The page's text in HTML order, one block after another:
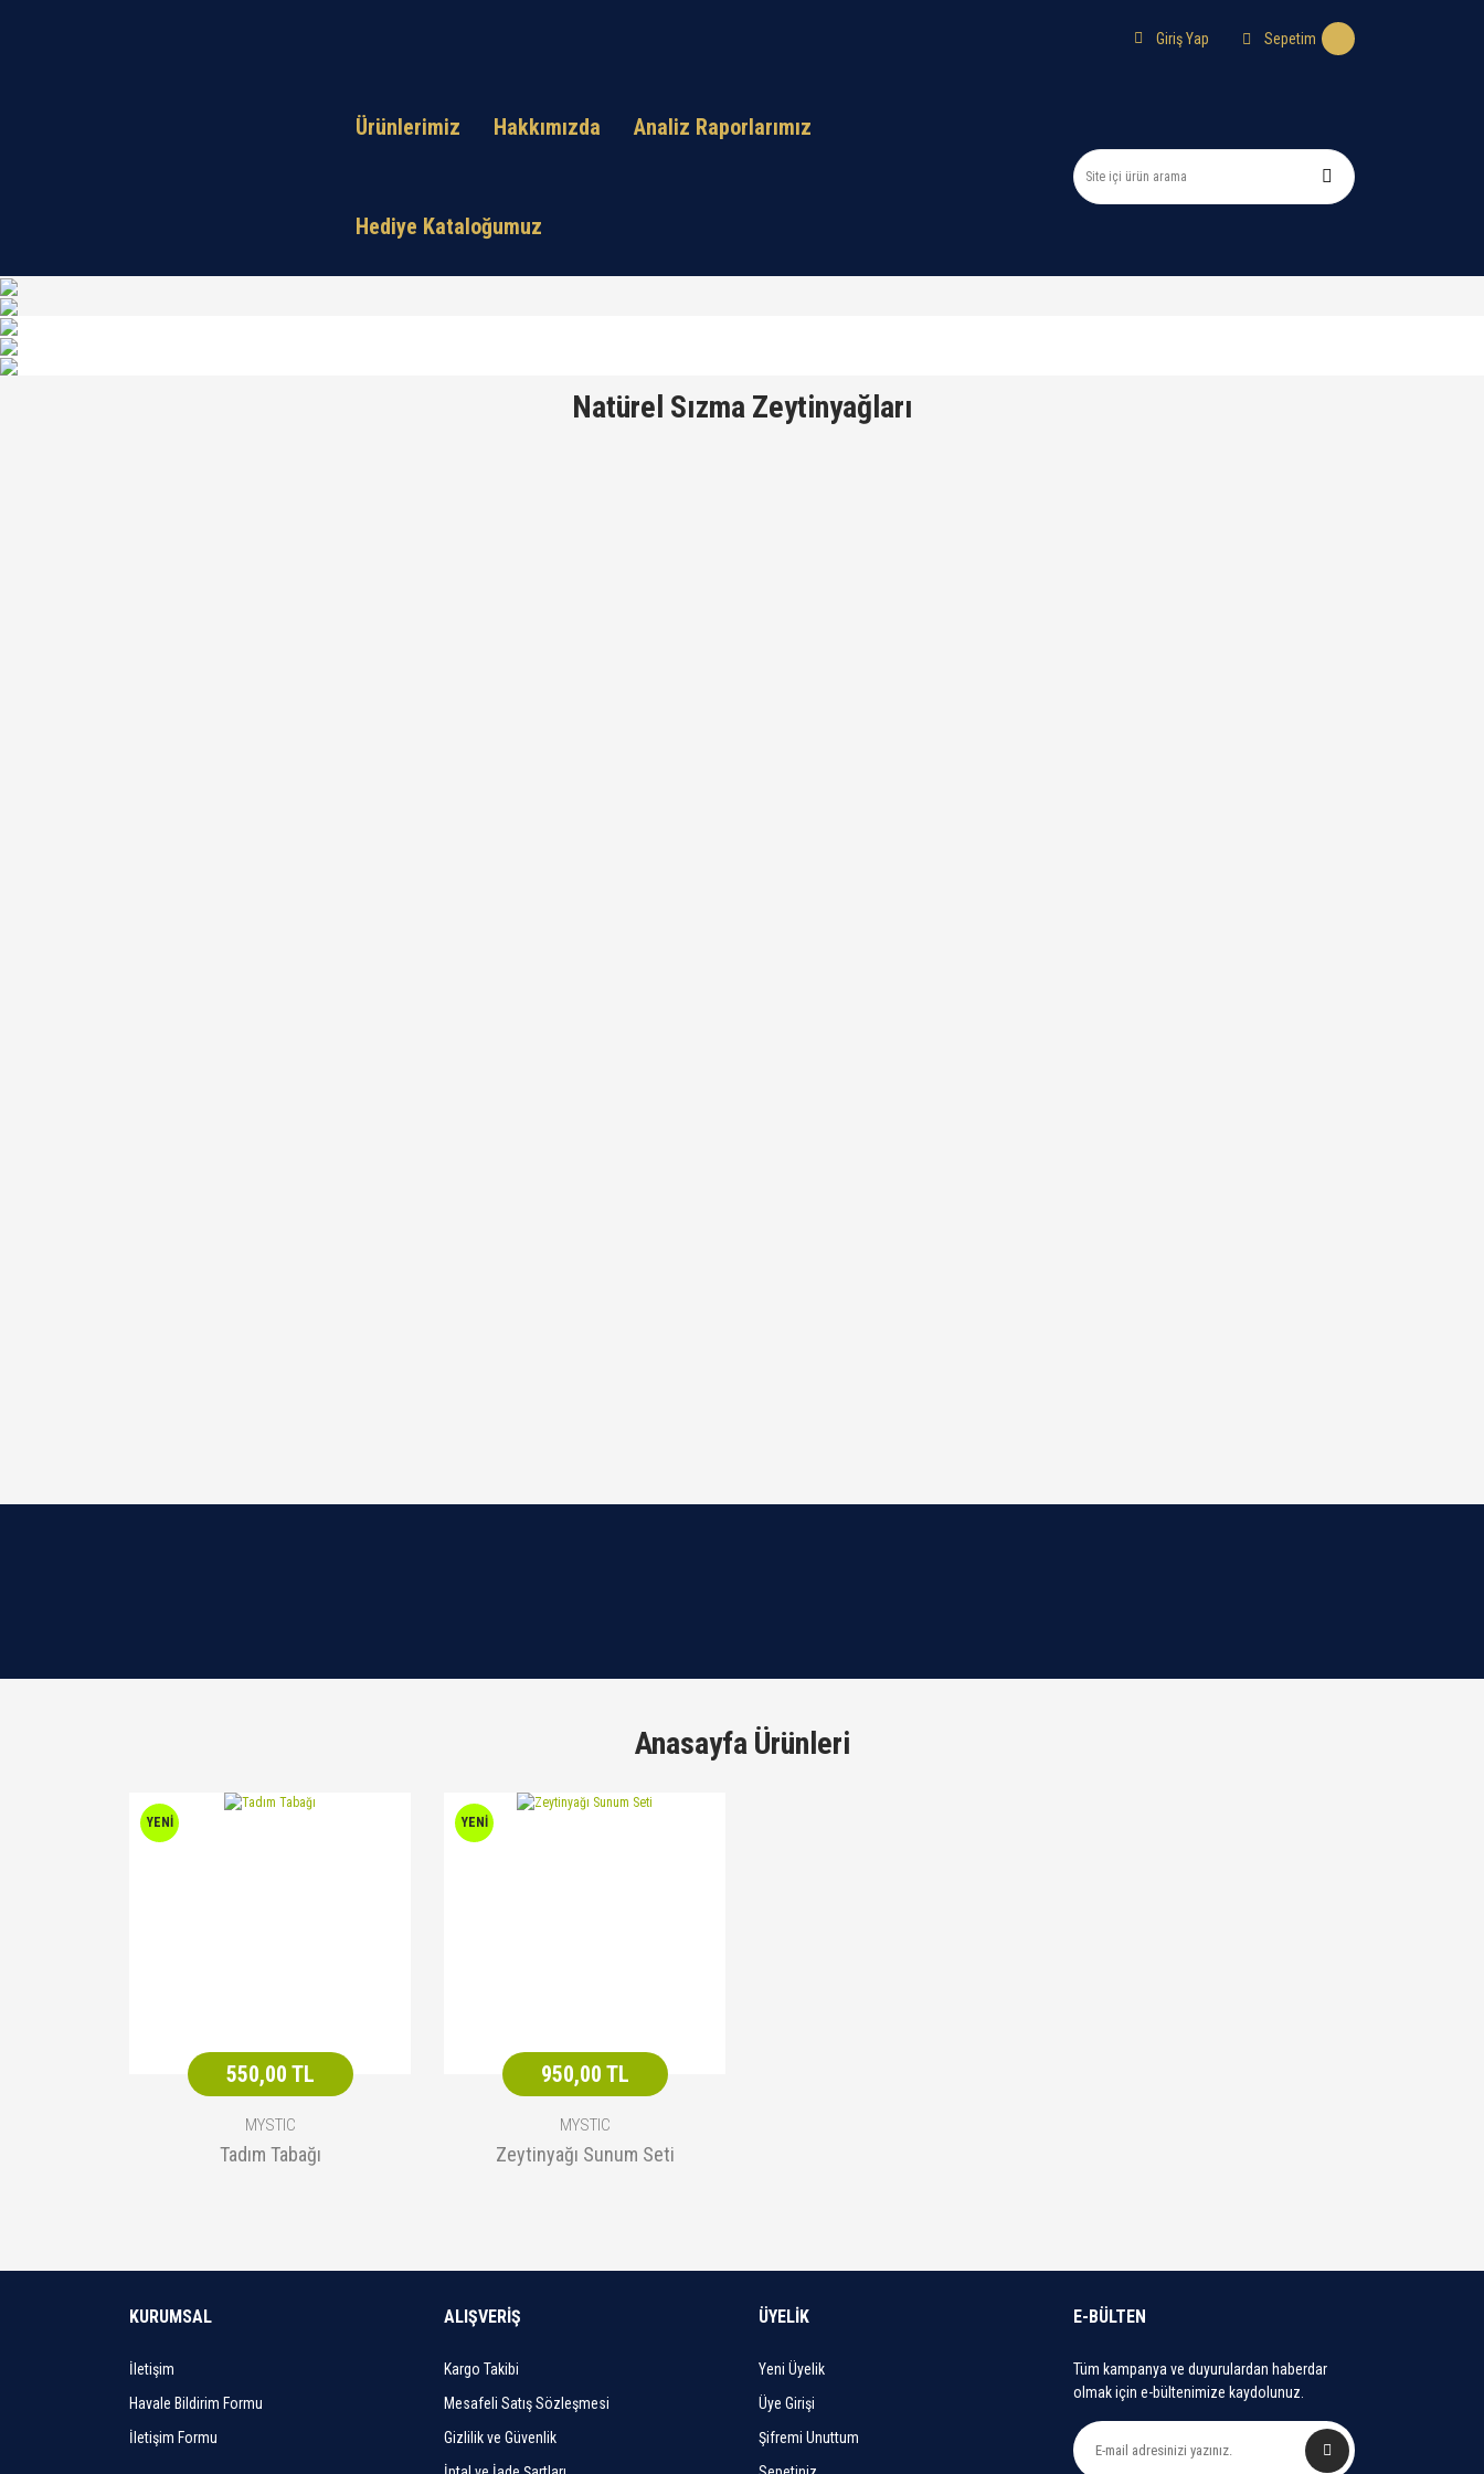
Giriş Yap Sepetim
Ürünlerimiz Hakkımızda Analiz Raporlarımız
Hediye Kataloğumuz
Natürel Sızma Zeytinyağları
Anasayfa Ürünleri
YENİ
550,00 TL
MYSTIC
Tadım Tabağı
YENİ
950,00 TL
MYSTIC
Zeytinyağı Sunum Seti
KURUMSAL
İletişim
Havale Bildirim Formu
İletişim Formu
ALIŞVERİŞ
Kargo Takibi
Mesafeli Satış Sözleşmesi
Gizlilik ve Güvenlik
ÜYELİK
Yeni Üyelik
Üye Girişi
Şifremi Unuttum
E-BÜLTEN
Tüm kampanya ve duyurulardan haberdar
olmak için e-bültenimize kaydolunuz.